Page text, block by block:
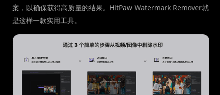
案，以确保获得高质量的结果。HitPaw Watermark Remover就
是这样一款实用工具。